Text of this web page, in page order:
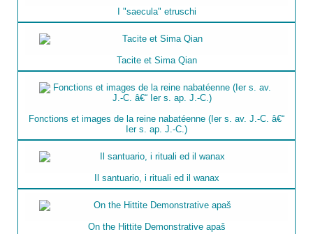
I "saecula" etruschi
Tacite et Sima Qian
Fonctions et images de la reine nabatéenne (Ier s. av. J.-C. â€“
Ier s. ap. J.-C.)
Il santuario, i rituali ed il wanax
On the Hittite Demonstrative apaš